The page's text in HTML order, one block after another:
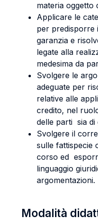
materia oggetto
Applicare le
per predisporre
garanzia e
legate alla
medesima da
Svolgere le
adeguate per
relative alle
credito, nel
delle parti sia di
Svolgere il
sulle fattispecie
corso ed
linguaggio
argomentazioni.
Modalità